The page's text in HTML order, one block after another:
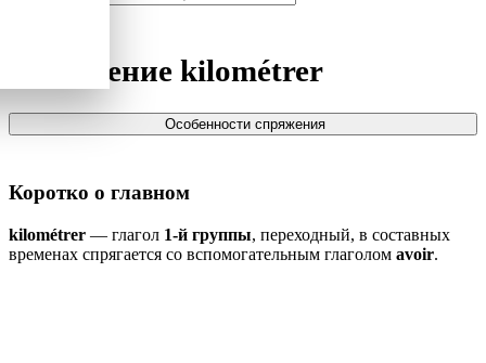
Спряжение kilométrer
Особенности спряжения
Коротко о главном
kilométrer — глагол 1-й группы, переходный, в составных
временах спрягается со вспомогательным глаголом avoir.